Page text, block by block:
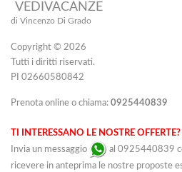
VEDIVACANZE
di Vincenzo Di Grado
Copyright © 2026
Tutti i diritti riservati.
PI 02660580842
Prenota online o chiama: 0925440839
TI INTERESSANO LE NOSTRE OFFERTE?
Invia un messaggio
al 0925440839
ricevere in anteprima le nostre proposte